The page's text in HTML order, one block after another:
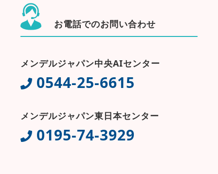
お電話でのお問い合わせ
メンデルジャパン中央AIセンター
0544-25-6615
メンデルジャパン東日本センター
0195-74-3929